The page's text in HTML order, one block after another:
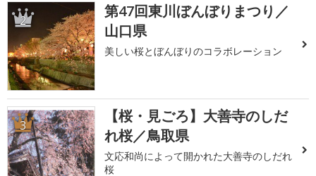
2
第47回東川ぼんぼりまつり／
山口県
美しい桜とぼんぼりのコラボレーション
3
【桜・見ごろ】大善寺のしだ
れ桜／鳥取県
文応和尚によって開かれた大善寺のしだれ
桜